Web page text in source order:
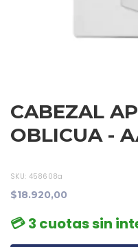
CABEZAL
OBLICUA -
SKU: 458608a
$18.920,00
💳 3 cuotas sin